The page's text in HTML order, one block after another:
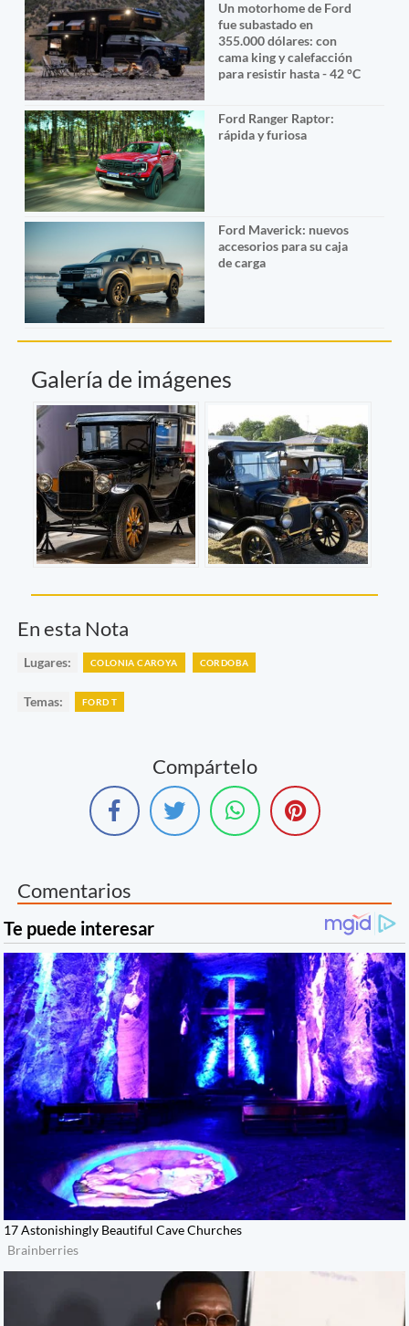
Un motorhome de Ford
fue subastado en
355.000 dólares: con
cama king y calefacción
para resistir hasta - 42 °C
Ford Ranger Raptor:
rápida y furiosa
Ford Maverick: nuevos
accesorios para su caja
de carga
Galería de imágenes
En esta Nota
Lugares: COLONIA CAROYA CORDOBA
Temas: FORD T
Compártelo
Comentarios